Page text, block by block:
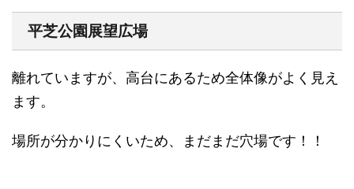
平芝公園展望広場
離れていますが、高台にあるため全体像がよく見え
ます。
場所が分かりにくいため、まだまだ穴場です！！